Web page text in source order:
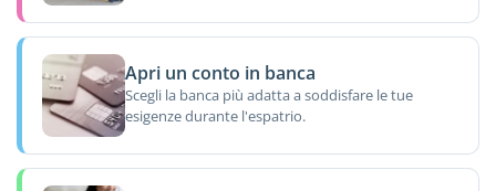
Apri un conto in banca
Scegli la banca più adatta a soddisfare le tue
esigenze durante l'espatrio.